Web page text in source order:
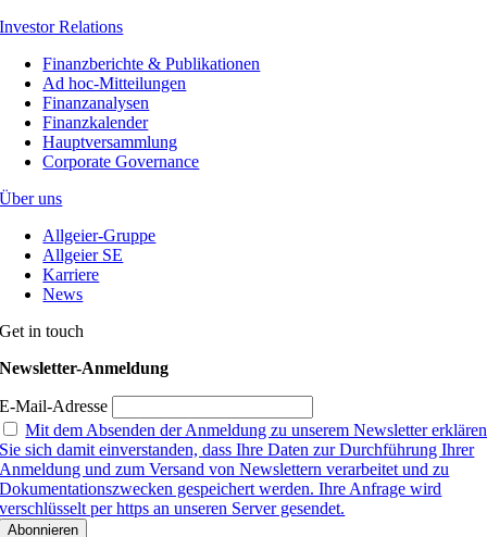
Investor Relations
Finanzberichte & Publikationen
Ad hoc-Mitteilungen
Finanzanalysen
Finanzkalender
Hauptversammlung
Corporate Governance
Über uns
Allgeier-Gruppe
Allgeier SE
Karriere
News
Get in touch
Newsletter-Anmeldung
E-Mail-Adresse
Mit dem Absenden der Anmeldung zu unserem Newsletter erklären
Sie sich damit einverstanden, dass Ihre Daten zur Durchführung Ihrer
Anmeldung und zum Versand von Newslettern verarbeitet und zu
Dokumentationszwecken gespeichert werden. Ihre Anfrage wird
verschlüsselt per https an unseren Server gesendet.